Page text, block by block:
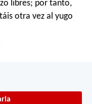
libres; por tanto,
otra vez al yugo